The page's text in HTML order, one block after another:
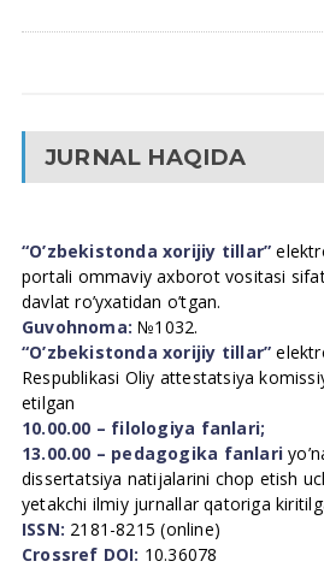
JURNAL HAQIDA
“O’zbekistonda xorijiy tillar”
portali ommaviy axborot vositasi
davlat ro’yxatidan o’tgan.
Guvohnoma: №1032.
“O’zbekistonda xorijiy tillar”
Respublikasi Oliy attestatsiya
etilgan
10.00.00 – filologiya fanlari;
13.00.00 – pedagogika fanlari
dissertatsiya natijalarini chop etish
yetakchi ilmiy jurnallar qatoriga
ISSN: 2181-8215 (online)
Crossref DOI: 10.36078